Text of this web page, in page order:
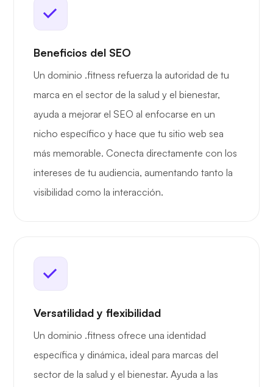
Beneficios del SEO
Un dominio .fitness refuerza la autoridad de tu
marca en el sector de la salud y el bienestar,
ayuda a mejorar el SEO al enfocarse en un
nicho específico y hace que tu sitio web sea
más memorable. Conecta directamente con los
intereses de tu audiencia, aumentando tanto la
visibilidad como la interacción.
Versatilidad y flexibilidad
Un dominio .fitness ofrece una identidad
específica y dinámica, ideal para marcas del
sector de la salud y el bienestar. Ayuda a las